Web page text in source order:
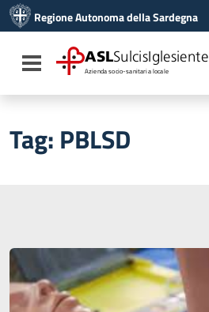
Vai al menu di navigazione
Vai al footer
Regione Autonoma della Sardegna
Toggle navigation
ASLSulcisIglesiente
Azienda socio-sanitaria locale
Tag: PBLSD